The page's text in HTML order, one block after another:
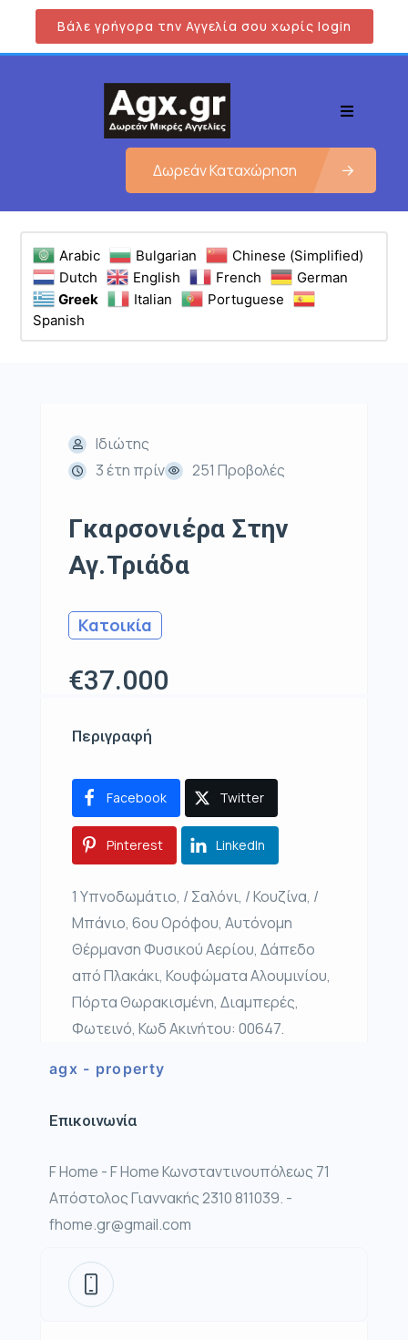
Βάλε γρήγορα την Αγγελία σου χωρίς login
Δωρεάν Καταχώρηση
Arabic Bulgarian
Chinese (Simplified)
Dutch
English French
German
Greek
Italian
Portuguese
Spanish
Ιδιώτης
3 έτη πρίν
251 Προβολές
Γκαρσονιέρα Στην
Αγ.Τριάδα
Κατοικία
€37.000
Περιγραφή
Facebook Twitter
Pinterest LinkedIn
1 Υπνοδωμάτιο, / Σαλόνι, / Κουζίνα, /
Μπάνιο, 6ου Ορόφου, Αυτόνομη
Θέρμανση Φυσικού Αερίου, Δάπεδο
από Πλακάκι, Κουφώματα Αλουμινίου,
Πόρτα Θωρακισμένη, Διαμπερές,
Φωτεινό, Κωδ Ακινήτου: 00647.
agx - property
Επικοινωνία
F Home - F Home Κωνσταντινουπόλεως 71
Απόστολος Γιαννακής 2310 811039. -
fhome.gr@gmail.com